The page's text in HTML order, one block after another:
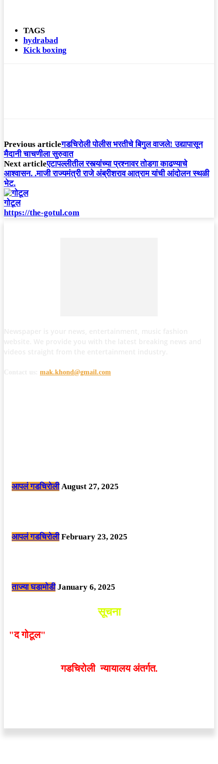
TAGS
hydrabad
Kick boxing
Previous articleगडचिरोली पोलीस भरतीचे बिगुल वाजले! उद्यापासून
मैदानी चाचणीला सुरुवात
Next articleएटापल्लीतील रस्त्यांच्या प्रश्नावर तोडगा काढण्याचे
आश्वासन. .माजी राज्यमंत्री राजे अंब्रीशराव आत्राम यांची आंदोलन स्थळी
भेट.
गोटूल
https://the-gotul.com
mak.khond@gmail.com
आपलं गडचिरोली August 27, 2025
आपलं गडचिरोली February 23, 2025
ताज्या घडामोडी January 6, 2025
सूचना
"द गोटूल"
गडचिरोली न्यायालय अंतर्गत.